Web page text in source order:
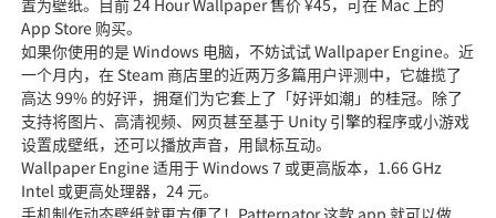
置为壁纸。目前 24 Hour Wallpaper 售价 ¥45，可在 Mac 上的
App Store 购买。
如果你使用的是 Windows 电脑，不妨试试 Wallpaper Engine。近
一个月内，在 Steam 商店里的近两万多篇用户评测中，它雄揽了
高达 99% 的好评，拥趸们为它套上了「好评如潮」的桂冠。除了
支持将图片、高清视频、网页甚至基于 Unity 引擎的程序或小游戏
设置成壁纸，还可以播放声音，用鼠标互动。
Wallpaper Engine 适用于 Windows 7 或更高版本，1.66 GHz
Intel 或更高处理器，24 元。
手机制作动态壁纸就更方便了！Patternator 这款 app 就可以做